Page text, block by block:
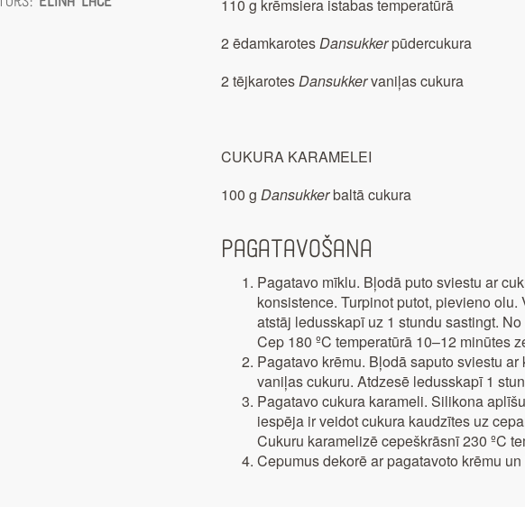
110 g krēmsiera istabas temperatūrā
2 ēdamkarotesDansukkerpūdercukura
2 tējkarotesDansukkervaniļas cukura
CUKURA KARAMELEI
100 g Dansukkerbaltā cukura
Pagatavošana
Pagatavo mīklu. Bļodā puto sviestu ar
konsistence. Turpinot putot, pievieno
atstāj ledusskapī uz 1 stundu sastingt.
Cep 180 ºC temperatūrā 10–12 minūtes
Pagatavo krēmu. Bļodā saputo sviestu
vaniļas cukuru. Atdzesē ledusskapī 1
Pagatavo cukura karameli. Silikona
iespēja ir veidot cukura kaudzītes uz
Cukuru karamelizē cepeškrāsnī 230 ºC
Cepumus dekorē ar pagatavoto krēmu